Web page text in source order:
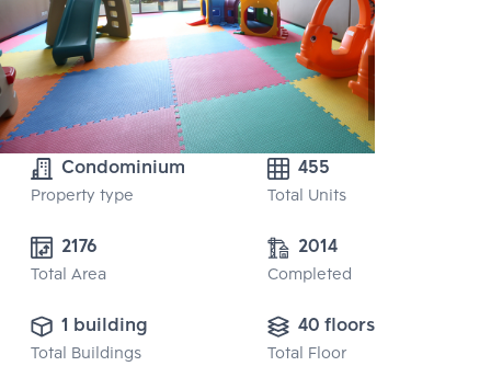
Condominium
Property type
455
Total Units
2176
Total Area
2014
Completed
1 building
Total Buildings
40 floors
Total Floor